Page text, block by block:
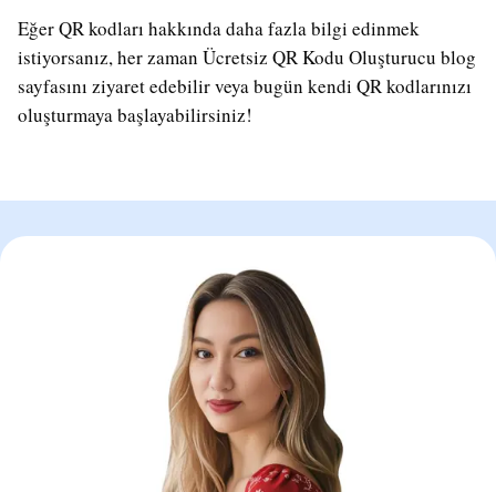
Eğer QR kodları hakkında daha fazla bilgi edinmek
istiyorsanız, her zaman Ücretsiz QR Kodu Oluşturucu blog
sayfasını ziyaret edebilir veya bugün kendi QR kodlarınızı
oluşturmaya başlayabilirsiniz!